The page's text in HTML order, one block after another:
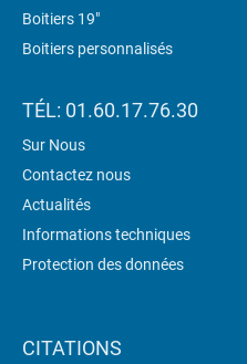
Boitiers 19"
Boitiers personnalisés
TÉL: 01.60.17.76.30
Sur Nous
Contactez nous
Actualités
Informations techniques
Protection des données
CITATIONS